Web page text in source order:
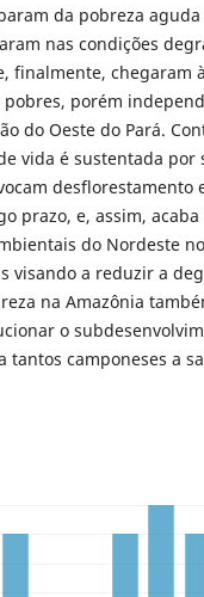
da pobreza
nas condições
finalmente, chegaram
porém
do Oeste do Pará.
vida é sustentada por
desflorestamento
prazo, e, assim,
do Nordeste
visando a reduzir a
na Amazônia
o
tantos camponeses a